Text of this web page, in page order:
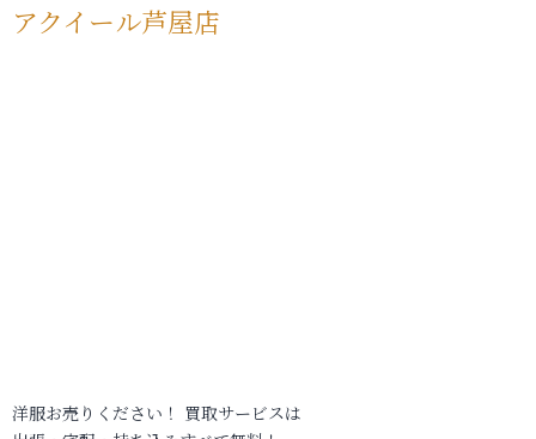
アクイール芦屋店
洋服お売りください！ 買取サービスは